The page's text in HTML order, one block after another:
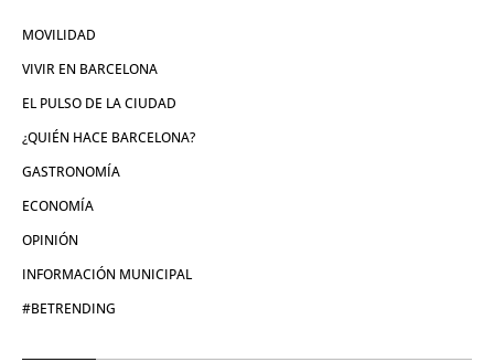
MOVILIDAD
VIVIR EN BARCELONA
EL PULSO DE LA CIUDAD
¿QUIÉN HACE BARCELONA?
GASTRONOMÍA
ECONOMÍA
OPINIÓN
INFORMACIÓN MUNICIPAL
#BETRENDING